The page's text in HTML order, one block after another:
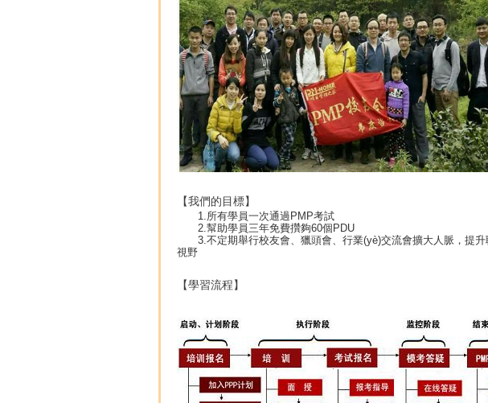
【我們的目標】
1.所有學員一次通過PMP考試
2.幫助學員三年免費攢夠60個PDU
3.不定期舉行校友會、獵頭會、行業(yè)交流會擴大人脈，提升
視野
【學習流程】